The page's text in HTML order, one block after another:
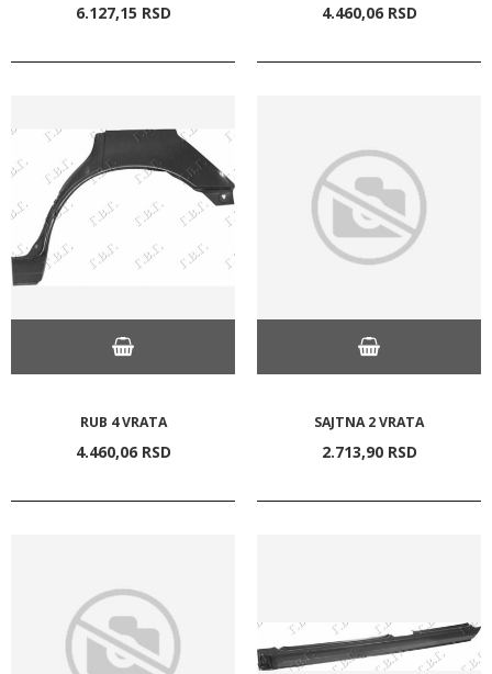
6.127,15 RSD 4.460,06 RSD
RUB 4 VRATA
4.460,06 RSD
SAJTNA 2 VRATA
2.713,90 RSD